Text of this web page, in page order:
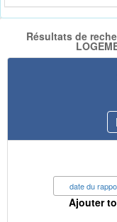
Résultats de
date du
Ajouter